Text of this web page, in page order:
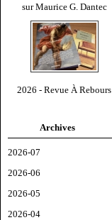
sur Maurice G. Dantec
2026 - Revue À Rebours
Archives
2026-07
2026-06
2026-05
2026-04